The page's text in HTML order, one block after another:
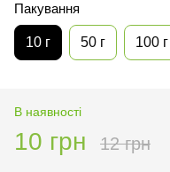
Пакування
10 г 50 г 100 г
В наявності
10 грн 12 грн